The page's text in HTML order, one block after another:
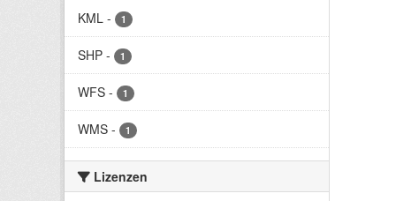
KML - 1
SHP - 1
WFS - 1
WMS - 1
Lizenzen